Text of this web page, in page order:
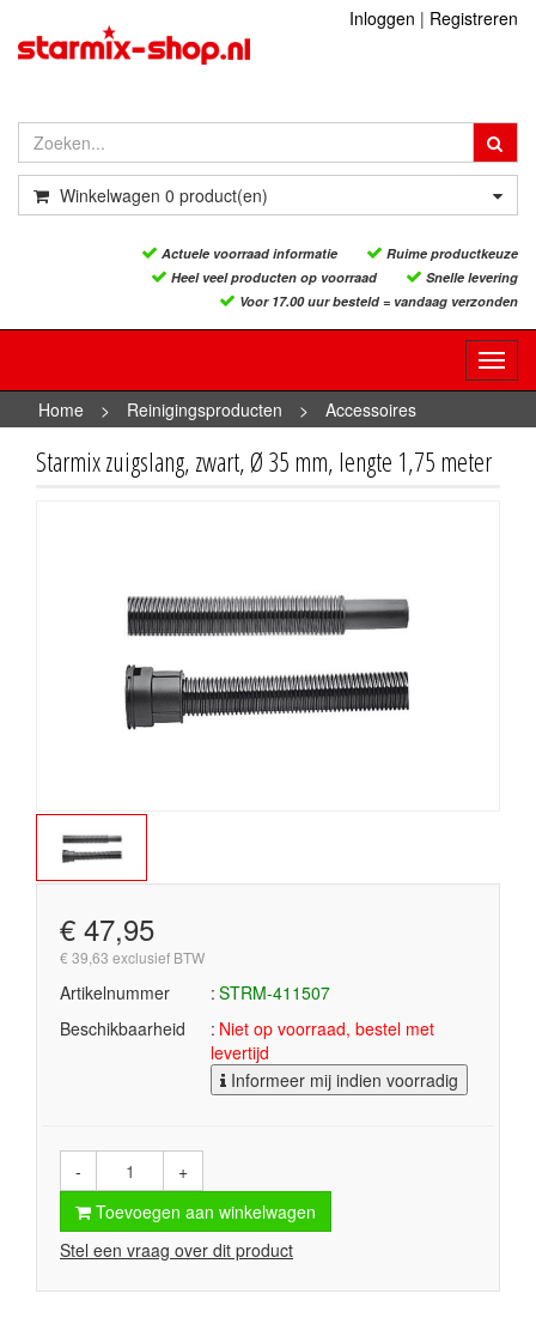
Inloggen | Registreren
Winkelwagen 0 product(en)
Actuele voorraad informatie
Ruime productkeuze
Heel veel producten op voorraad
Snelle levering
Voor 17.00 uur besteld = vandaag verzonden
Home
> Reinigingsproducten >
Accessoires
reinigingsproducten > Starmix zuigslang, zwart, Ø 35 mm,
lengte 1,75 meter
Starmix zuigslang, zwart, Ø 35 mm, lengte 1,75 meter
€ 47,95
€ 39,63 exclusief BTW
Artikelnummer
STRM-411507
Beschikbaarheid
Niet op voorraad, bestel met
levertijd
Informeer mij indien voorradig
-
+
Toevoegen aan winkelwagen
Stel een vraag over dit product